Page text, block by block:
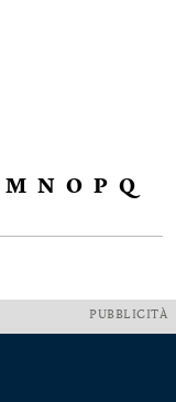
M N O P Q
PUBBLICITÀ